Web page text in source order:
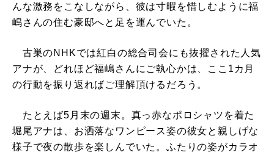
んな激務をこなしながら、彼は寸暇を惜しむように福
嶋さんの住む豪邸へと足を運んでいた。
古巣のNHKでは紅白の総合司会にも抜擢された人気
アナが、どれほど福嶋さんにご執心かは、ここ1カ月
の行動を振り返ればご理解頂けるだろう。
たとえば5月末の週末。真っ赤なポロシャツを着た
堀尾アナは、お洒落なワンピース姿の彼女と親しげな
様子で夜の散歩を楽しんでいた。ふたりの姿がカラオ